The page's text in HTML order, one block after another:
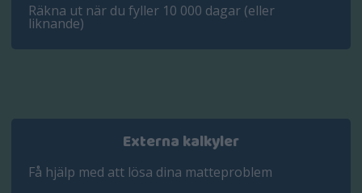
Räkna ut när du fyller 10 000 dagar (eller
liknande)
Externa kalkyler
Få hjälp med att lösa dina matteproblem